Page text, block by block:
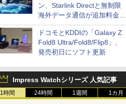
ン、Starlink Directと無制限
海外データ通信が追加料金な
しに
ドコモとKDDIの「Galaxy Z
Fold8 Ultra/Fold8/Flip8」、
発売初日にソフト更新
Impress Watchシリーズ 人気記事
1時間 24時間 1週間 1カ月